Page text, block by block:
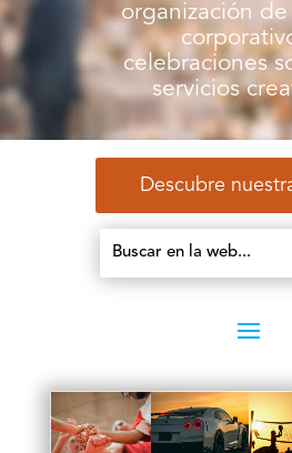
organización
celebraciones
servicios
Descubre